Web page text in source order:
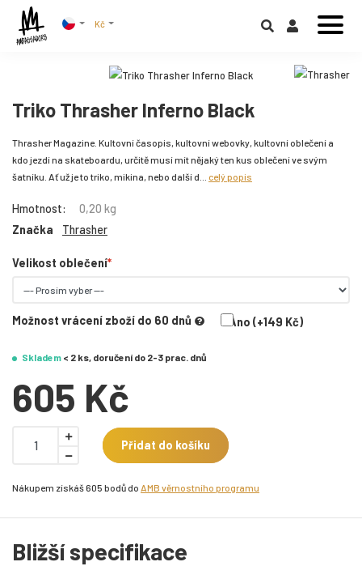
Kč
Triko Thrasher Inferno Black
Thrasher Magazine. Kultovní časopis, kultovní webovky, kultovní oblečení a
kdo jezdí na skateboardu, určitě musí mít nějaký ten kus oblečení ve svým
šatníku. Ať už je to triko, mikina, nebo další d... celý popis
Hmotnost:
0,20 kg
Značka
Thrasher
Velikost oblečení
Možnost vrácení zboží do 60 dnů Ano (+149 Kč)
Skladem < 2 ks, doručení do 2-3 prac. dnů
605 Kč
Přidat do košíku
Nákupem získáš 605 bodů do AMB věrnostního programu
Bližší specifikace